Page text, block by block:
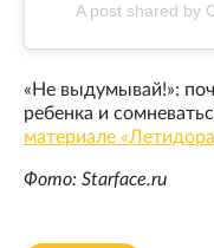
A post shared by
«Не выдумывай!»:
ребенка и
материале
Фото: Starface.ru